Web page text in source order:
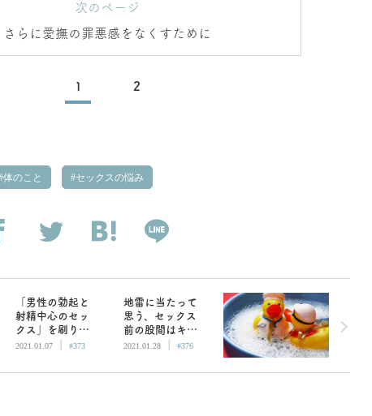
次のページ
さらに愛撫の罪悪感をなくすために
1 2
体のこと セックスの悩み
「男性の勃起と
射精中心のセッ
クス」を刷り込
まれてません
ないために
2021.01.07 | #373
地雷に当たって
思う、セックス
前の股間はキレ
イに！洗い方と
2021.01.28 | #376